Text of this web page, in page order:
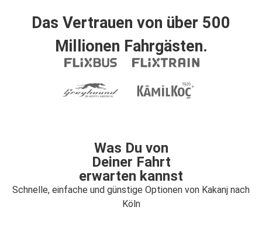
Das Vertrauen von über 500
Millionen Fahrgästen.
Was Du von
Deiner Fahrt
erwarten kannst
Schnelle, einfache und günstige Optionen von Kakanj nach
Köln